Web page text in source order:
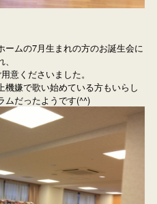
ムの7月生まれの方のお誕生会に
意くださいました。
嫌で歌い始めている方もいらし
ムだったようです(^^)